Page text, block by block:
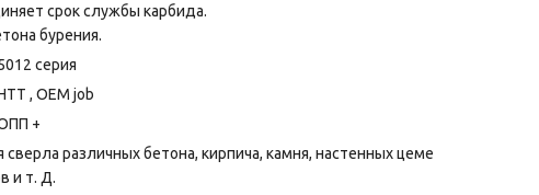
срок службы карбида.
бурения.
серия
, OEM job
+
сверла различных бетона, кирпича, камня, настенных цеме
и т. Д.